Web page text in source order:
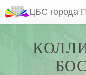
ЦБС города